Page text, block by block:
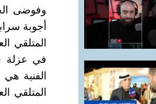
وفوضى
أجوبة
المتلقي
في عزلة
الفنية
المتلقي